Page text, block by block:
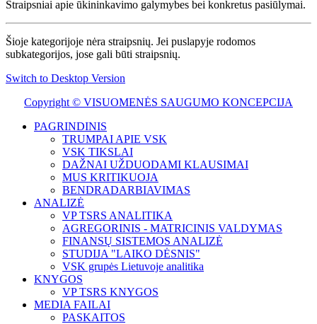
Straipsniai apie ūkininkavimo galymybes bei konkretus pasiūlymai.
Šioje kategorijoje nėra straipsnių. Jei puslapyje rodomos
subkategorijos, jose gali būti straipsnių.
Switch to Desktop Version
Copyright © VISUOMENĖS SAUGUMO KONCEPCIJA
PAGRINDINIS
TRUMPAI APIE VSK
VSK TIKSLAI
DAŽNAI UŽDUODAMI KLAUSIMAI
MUS KRITIKUOJA
BENDRADARBIAVIMAS
ANALIZĖ
VP TSRS ANALITIKA
AGREGORINIS - MATRICINIS VALDYMAS
FINANSŲ SISTEMOS ANALIZĖ
STUDIJA "LAIKO DĖSNIS"
VSK grupės Lietuvoje analitika
KNYGOS
VP TSRS KNYGOS
MEDIA FAILAI
PASKAITOS